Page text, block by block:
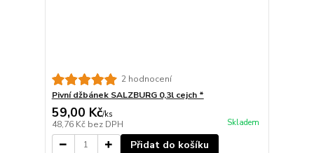
2 hodnocení
Pivní džbánek SALZBURG 0,3l cejch *
59,00 Kč/ks
48,76 Kč bez DPH Skladem
Přidat do košíku